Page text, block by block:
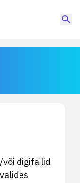
digifailid